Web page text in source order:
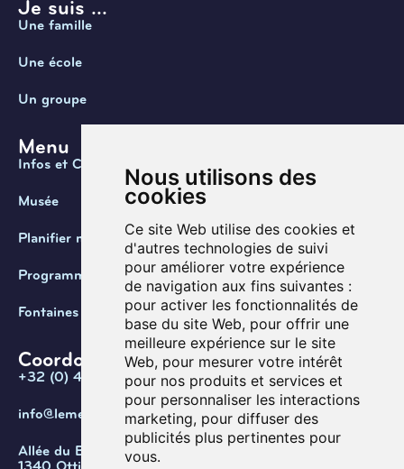
Nous utilisons des
cookies
Ce site Web utilise des cookies et
d'autres technologies de suivi
pour améliorer votre expérience
de navigation aux fins suivantes :
pour activer les fonctionnalités de
base du site Web, pour offrir une
meilleure expérience sur le site
Web, pour mesurer votre intérêt
pour nos produits et services et
pour personnaliser les interactions
marketing, pour diffuser des
publicités plus pertinentes pour
vous.
Je suis ...
Une famille
Une école
Un groupe
Menu
Infos et Contact
Musée
Planifier ma visite
Programmation
Fontaines de Belgique
Coordonnées
+32 (0) 470 / 67.20.55
info@lemef.be
Allée du Bois des Rêves 1,